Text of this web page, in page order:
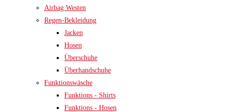
Airbag Westen
Regen-Bekleidung
Jacken
Hosen
Überschuhe
Überhandschuhe
Funktionswäsche
Funktions - Shirts
Funktions - Hosen